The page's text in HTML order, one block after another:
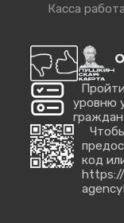
Касса
уровню
код